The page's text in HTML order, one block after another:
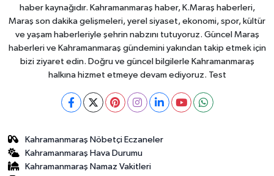
haber kaynağıdır. Kahramanmaraş haber, K.Maraş haberleri,
Maraş son dakika gelişmeleri, yerel siyaset, ekonomi, spor, kültür
ve yaşam haberleriyle şehrin nabzını tutuyoruz. Güncel Maraş
haberleri ve Kahramanmaraş gündemini yakından takip etmek için
bizi ziyaret edin. Doğru ve güncel bilgilerle Kahramanmaraş
halkına hizmet etmeye devam ediyoruz. Test
Kahramanmaraş Nöbetçi Eczaneler
Kahramanmaraş Hava Durumu
Kahramanmaraş Namaz Vakitleri